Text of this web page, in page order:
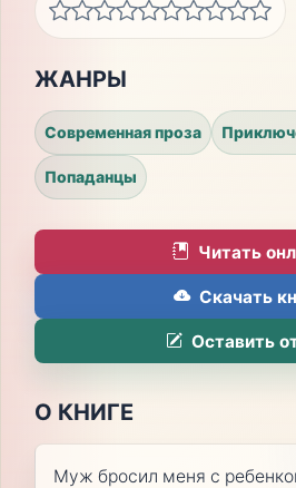
ЖАНРЫ
Современная проза
Попаданцы
Читать
Скачать
Оставить
О КНИГЕ
Муж бросил меня с